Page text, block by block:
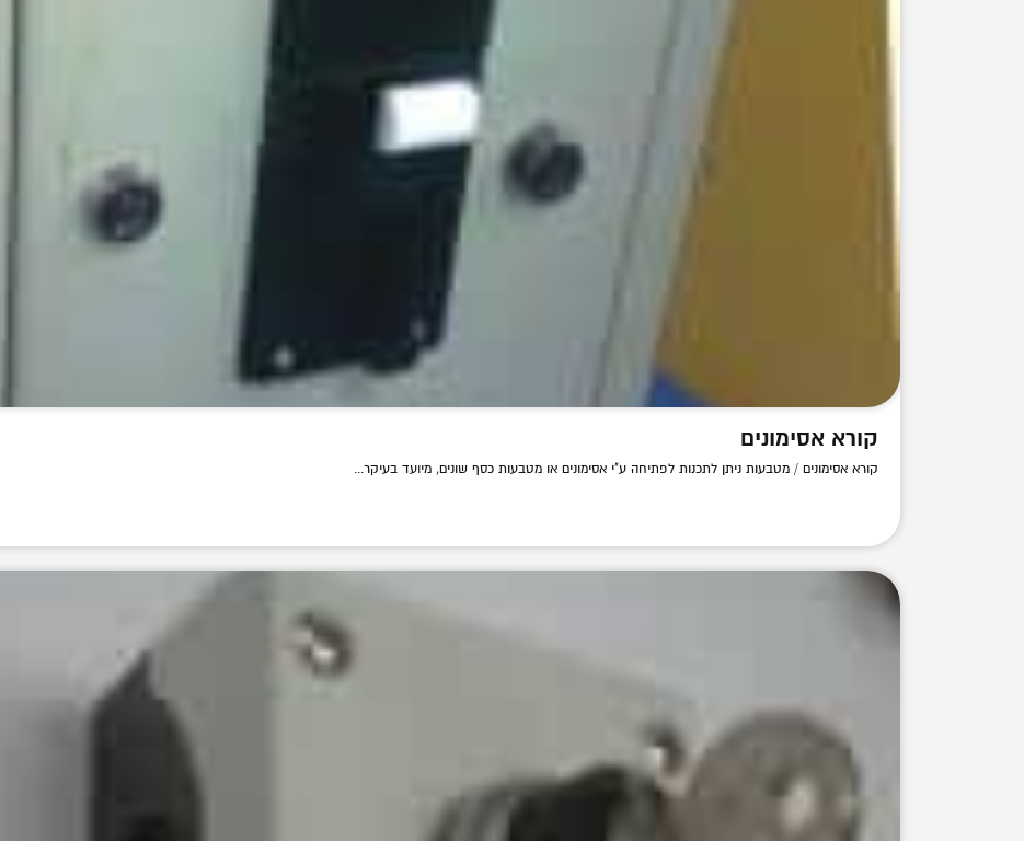
קורא אסימונים
קורא אסימונים / מטבעות ניתן לתכנות לפתיחה ע"י אסימונים או מטבעות כסף שונים, מיועד בעיקר...